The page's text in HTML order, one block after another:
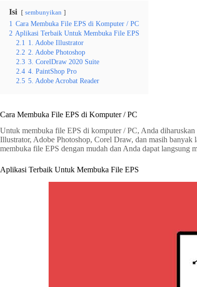
Isi sembunyikan
1 Cara Membuka File EPS di Komputer / PC
2 Aplikasi Terbaik Untuk Membuka File EPS
2.1 1. Adobe Illustrator
2.2 2. Adobe Photoshop
2.3 3. CorelDraw 2020 Suite
2.4 4. PaintShop Pro
2.5 5. Adobe Acrobat Reader
Cara Membuka File EPS di Komputer / PC
Untuk membuka file EPS di komputer / PC, Anda
Illustrator, Adobe Photoshop, Corel Draw, dan masih
membuka file EPS dengan mudah dan Anda dapat
Aplikasi Terbaik Untuk Membuka File EPS